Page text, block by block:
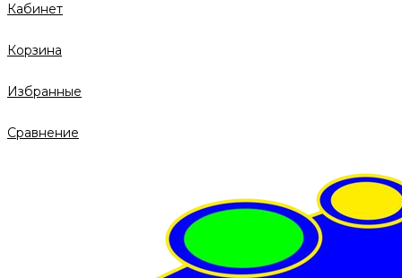
Кабинет
Корзина
Избранные
Сравнение